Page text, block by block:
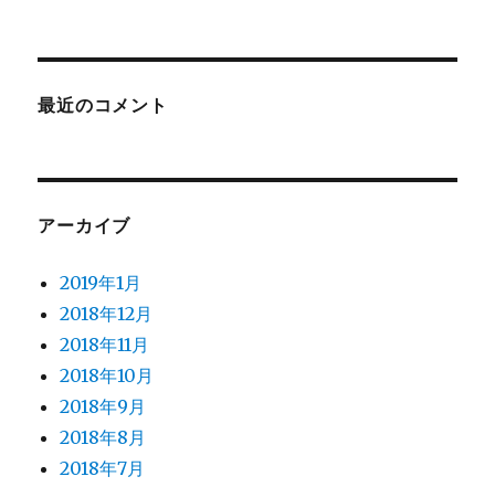
最近のコメント
アーカイブ
2019年1月
2018年12月
2018年11月
2018年10月
2018年9月
2018年8月
2018年7月